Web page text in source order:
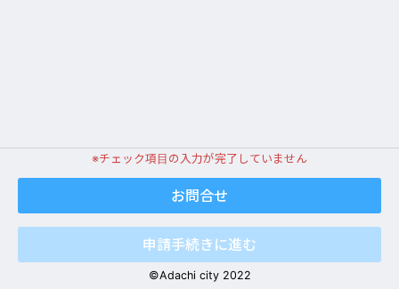
※チェック項目の入力が完了していません
©️Adachi city 2022